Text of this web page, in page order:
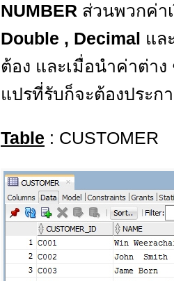
NUMBER ส่วนพวกค่า
Double , Decimal แล
ต้อง และเมื่อนำค่าต่า
แปรที่รับก็จะต้องประ
Table : CUSTOMER